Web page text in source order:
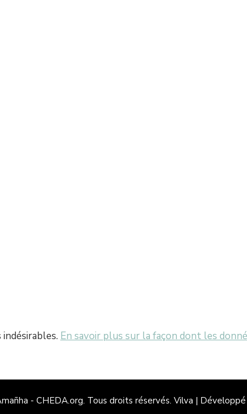
En savoir plus sur la façon dont les
- CHEDA.org. Tous droits réservés. Vilva |